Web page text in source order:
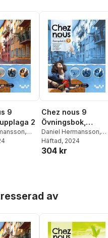
9
2
,
Chez nous 9
Övningsbok,
upplaga 2
Daniel Hermansson,
Christina Hirsch
Norén ,Lena
Häftad, 2024
304 kr
av